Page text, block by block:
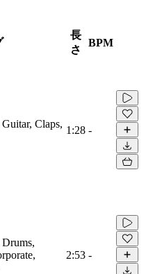
長
さ
BPM
Claps,
1:28 -
2:53 -